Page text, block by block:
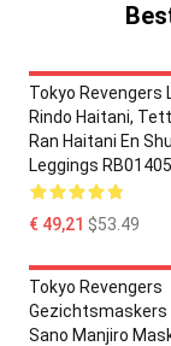
Tokyo Revengers
Rindo Haitani,
Ran Haitani En
Leggings RB01405
€ 49,21 $53.49
Tokyo Revengers
Gezichtsmaskers
Sano Manjiro